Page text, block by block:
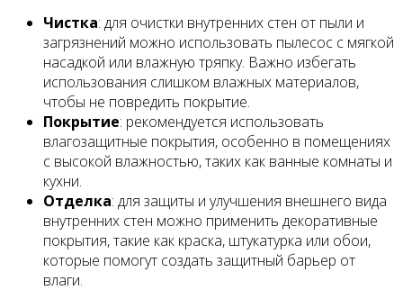
Чистка: для очистки внутренних стен от пыли и
загрязнений можно использовать пылесос с мягкой
насадкой или влажную тряпку. Важно избегать
использования слишком влажных материалов,
чтобы не повредить покрытие.
Покрытие: рекомендуется использовать
влагозащитные покрытия, особенно в помещениях
с высокой влажностью, таких как ванные комнаты и
кухни.
Отделка: для защиты и улучшения внешнего вида
внутренних стен можно применить декоративные
покрытия, такие как краска, штукатурка или обои,
которые помогут создать защитный барьер от
влаги.